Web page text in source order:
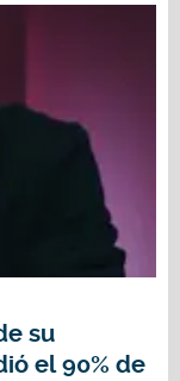
su
el 90% de